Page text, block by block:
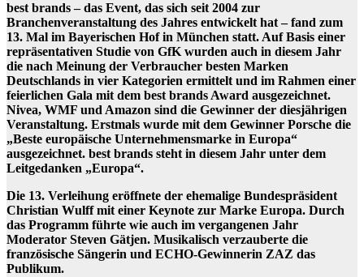
best brands – das Event, das sich seit 2004 zur
Branchenveranstaltung des Jahres entwickelt hat – fand zum
13. Mal im Bayerischen Hof in München statt. Auf Basis einer
repräsentativen Studie von GfK wurden auch in diesem Jahr
die nach Meinung der Verbraucher besten Marken
Deutschlands in vier Kategorien ermittelt und im Rahmen einer
feierlichen Gala mit dem best brands Award ausgezeichnet.
Nivea, WMF und Amazon sind die Gewinner der diesjährigen
Veranstaltung. Erstmals wurde mit dem Gewinner Porsche die
„Beste europäische Unternehmensmarke in Europa“
ausgezeichnet. best brands steht in diesem Jahr unter dem
Leitgedanken „Europa“.
Die 13. Verleihung eröffnete der ehemalige Bundespräsident
Christian Wulff mit einer Keynote zur Marke Europa. Durch
das Programm führte wie auch im vergangenen Jahr
Moderator Steven Gätjen. Musikalisch verzauberte die
französische Sängerin und ECHO-Gewinnerin ZAZ das
Publikum.